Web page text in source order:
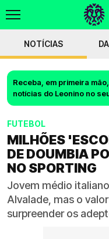
NOTÍCIAS
Receba, em primeira
notícias do Leonino no
FUTEBOL
MILHÕES
DE DOUMBIA
NO SPORTING
Jovem médio
Alvalade, mas o
surpreender os